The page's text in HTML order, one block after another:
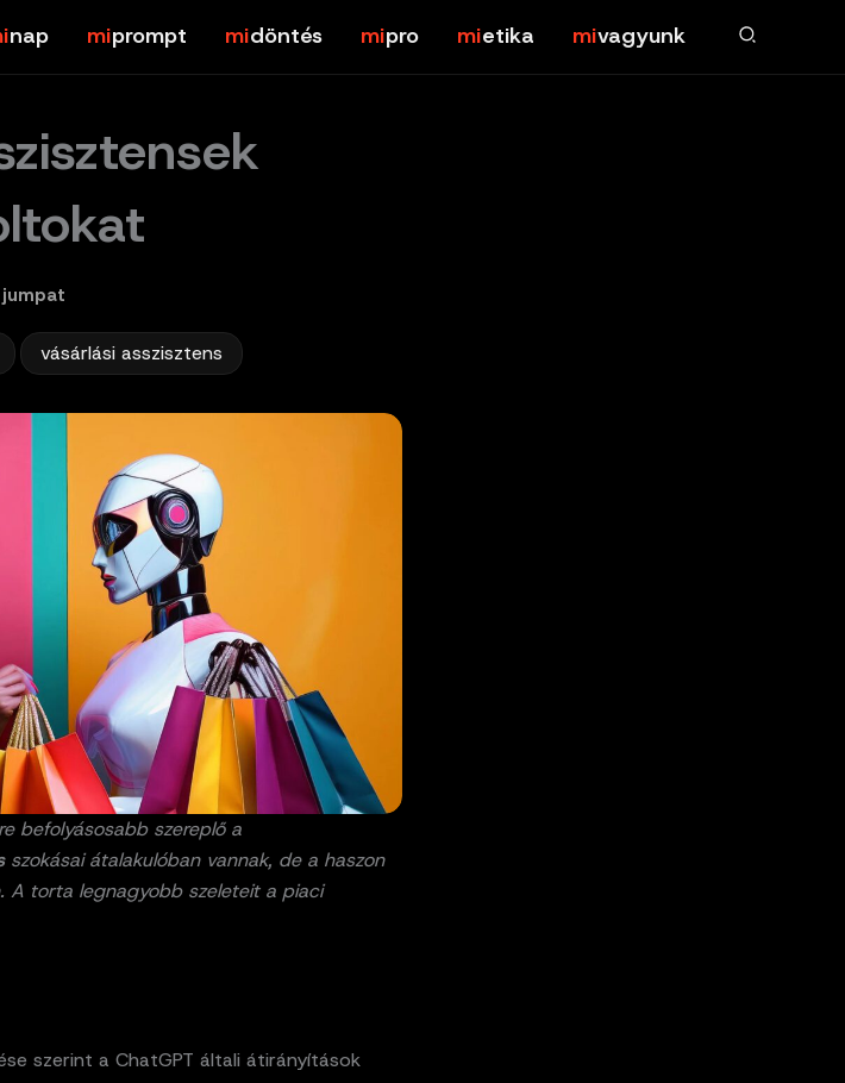
nap prompt döntés pro etika vagyunk
jumpat
vásárlási asszisztens
befolyásosabb szereplő a
szokásai átalakulóban vannak, de a haszon
A torta legnagyobb szeleteit a piaci
szerint a ChatGPT általi átirányítások